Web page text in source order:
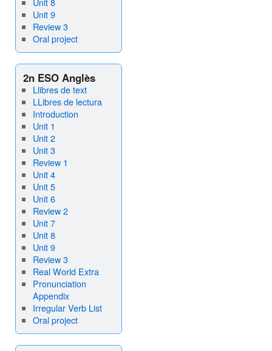
Unit 9
Review 3
Oral project
2n ESO Anglès
Llibres de text
LLibres de lectura
Introduction
Unit 1
Unit 2
Unit 3
Review 1
Unit 4
Unit 5
Unit 6
Review 2
Unit 7
Unit 8
Unit 9
Review 3
Real World Extra
Pronunciation
Appendix
Irregular Verb List
Oral project